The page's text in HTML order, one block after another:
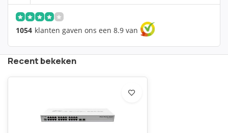
1054 klanten gaven ons een 8.9 van
Recent bekeken